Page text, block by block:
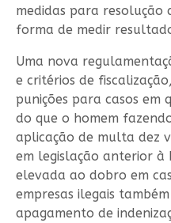
medidas para resolução
forma de medir
Uma nova
e critérios de
punições para casos em
do que o homem
aplicação de multa dez
em legislação anterior à
elevada ao dobro em
empresas ilegais
apagamento de